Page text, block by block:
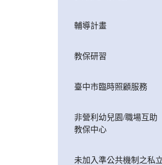
輔導計畫
教保研習
臺中市臨時照顧服務
非營利幼兒園/職場互助
教保中心
未加入準公共機制之私